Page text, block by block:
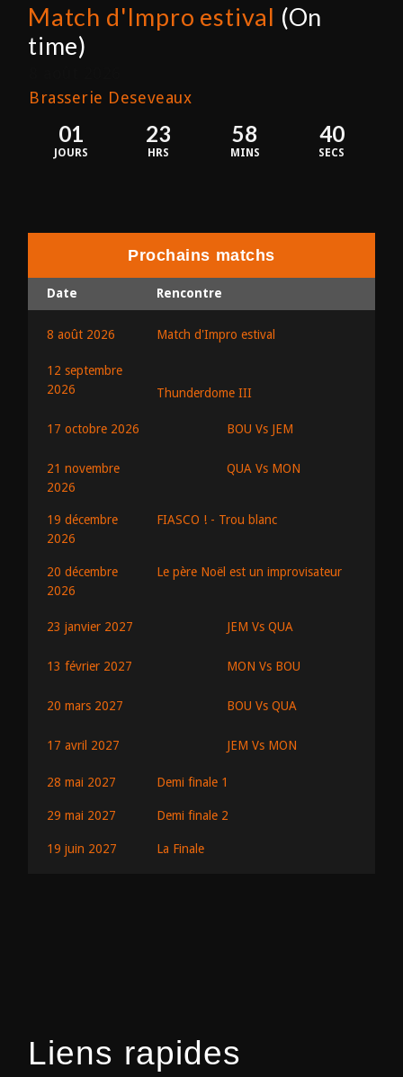
Match d'Impro estival (On
time)
Brasserie Deseveaux
01
JOURS
23
HRS
58
MINS
40
SECS
Prochains matchs
Date Rencontre
8 août 2026 Match d'Impro estival
12 septembre
2026
Thunderdome III
17 octobre 2026 BOU Vs JEM
21 novembre
2026
QUA Vs MON
19 décembre
2026
FIASCO ! - Trou blanc
20 décembre
2026
Le père Noël est un improvisateur
23 janvier 2027 JEM Vs QUA
13 février 2027 MON Vs BOU
20 mars 2027 BOU Vs QUA
17 avril 2027 JEM Vs MON
28 mai 2027 Demi finale 1
29 mai 2027 Demi finale 2
19 juin 2027 La Finale
Liens rapides